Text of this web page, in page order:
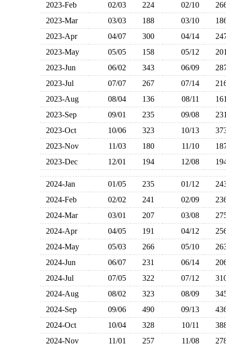
2023-Feb
02/03 224 02/10
2023-Mar
03/03 188 03/10
2023-Apr
04/07 300 04/14
2023-May
05/05 158 05/12
2023-Jun
06/02 343 06/09
2023-Jul
07/07 267 07/14
2023-Aug
08/04 136 08/11
2023-Sep
09/01 235 09/08
2023-Oct
10/06 323 10/13
2023-Nov
11/03 180 11/10
2023-Dec
12/01 194 12/08
2024-Jan 01/05 235 01/12
2024-Feb
02/02 241 02/09
2024-Mar
03/01 207 03/08
2024-Apr
04/05 191 04/12
2024-May
05/03 266 05/10
2024-Jun
06/07 231 06/14
2024-Jul
07/05 322 07/12
2024-Aug
08/02 323 08/09
2024-Sep
09/06 490 09/13
2024-Oct
10/04 328 10/11
2024-Nov
11/01 257 11/08